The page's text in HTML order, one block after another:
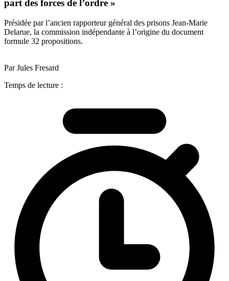
part des forces de l’ordre »
Présidée par l’ancien rapporteur général des prisons Jean-Marie
Delarue, la commission indépendante à l’origine du document
formule 32 propositions.
Par Jules Fresard
Temps de lecture :